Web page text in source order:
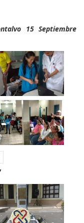
15 Septiembre